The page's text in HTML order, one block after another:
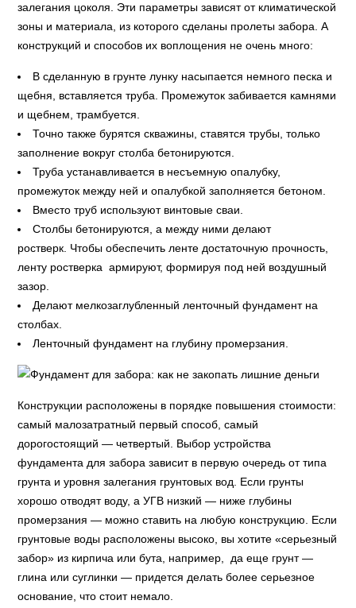
залегания цоколя. Эти параметры зависят от климатической
зоны и материала, из которого сделаны пролеты забора. А
конструкций и способов их воплощения не очень много:
В сделанную в грунте лунку насыпается немного песка и
щебня, вставляется труба. Промежуток забивается камнями
и щебнем, трамбуется.
Точно также бурятся скважины, ставятся трубы, только
заполнение вокруг столба бетонируются.
Труба устанавливается в несъемную опалубку,
промежуток между ней и опалубкой заполняется бетоном.
Вместо труб используют винтовые сваи.
Столбы бетонируются, а между ними делают
ростверк. Чтобы обеспечить ленте достаточную прочность,
ленту ростверка армируют, формируя под ней воздушный
зазор.
Делают мелкозаглубленный ленточный фундамент на
столбах.
Ленточный фундамент на глубину промерзания.
Конструкции расположены в порядке повышения стоимости:
самый малозатратный первый способ, самый
дорогостоящий — четвертый. Выбор устройства
фундамента для забора зависит в первую очередь от типа
грунта и уровня залегания грунтовых вод. Если грунты
хорошо отводят воду, а УГВ низкий — ниже глубины
промерзания — можно ставить на любую конструкцию. Если
грунтовые воды расположены высоко, вы хотите «серьезный
забор» из кирпича или бута, например, да еще грунт —
глина или суглинки — придется делать более серьезное
основание, что стоит немало.